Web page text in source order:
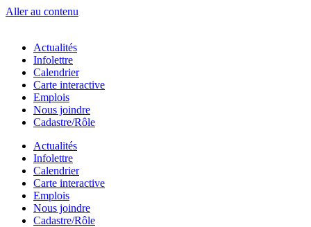
Aller au contenu
Actualités
Infolettre
Calendrier
Carte interactive
Emplois
Nous joindre
Cadastre/Rôle
Actualités
Infolettre
Calendrier
Carte interactive
Emplois
Nous joindre
Cadastre/Rôle